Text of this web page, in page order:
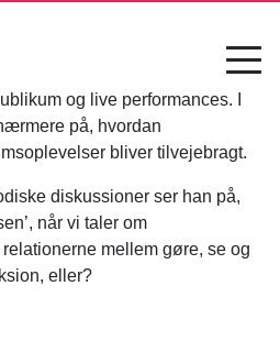
og live performances. I
på, hvordan
bliver tilvejebragt.
diskussioner ser han på,
når vi taler om
relationerne mellem gøre, se og
eller?